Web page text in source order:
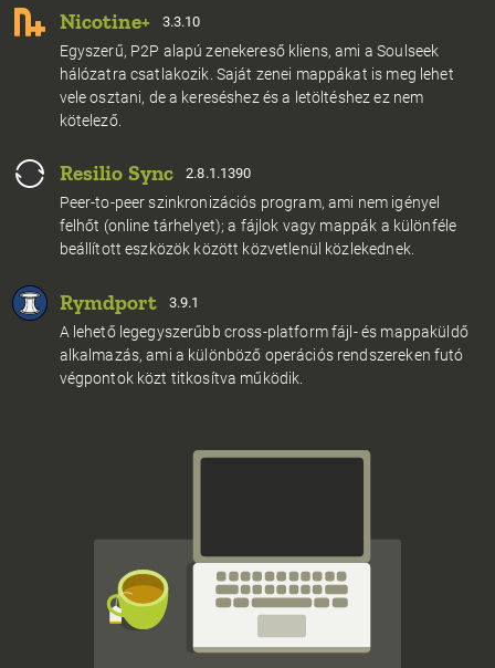
Nicotine+ 3.3.10
Egyszerű, P2P alapú zenekereső kliens, ami a Soulseek
hálózatra csatlakozik. Saját zenei mappákat is meg lehet
vele osztani, de a kereséshez és a letöltéshez ez nem
kötelező.
Resilio Sync 2.8.1.1390
Peer-to-peer szinkronizációs program, ami nem igényel
felhőt (online tárhelyet); a fájlok vagy mappák a különféle
beállított eszközök között közvetlenül közlekednek.
Rymdport 3.9.1
A lehető legegyszerűbb cross-platform fájl- és mappaküldő
alkalmazás, ami a különböző operációs rendszereken futó
végpontok közt titkosítva működik.